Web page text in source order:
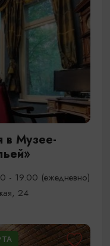
в Музее-
- 19.00 (ежедневно)
24